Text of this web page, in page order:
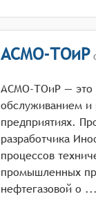
АСМО-ТОиР
АСМО-ТОиР — это
обслуживанием
предприятиях.
разработчика
процессов
промышленных
нефтегазовой о ...